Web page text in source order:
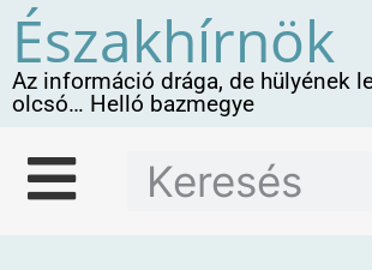
Északhírnök
Az információ drága, de hülyének
olcsó… Helló bazmegye